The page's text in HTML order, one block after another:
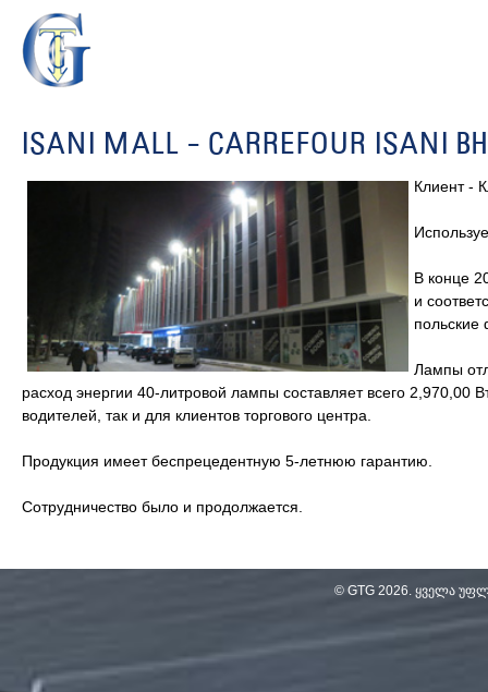
ISANI MALL - CARREFOUR ISANI
Клиент -
В конце
и
польские
Лампы
расход энергии 40-литровой лампы составляет всего 2,970,00
водителей, так и для клиентов торгового центра.
Продукция имеет беспрецедентную 5-летнюю гарантию.
Сотрудничество было и продолжается.
© GTG 2026. ყველა